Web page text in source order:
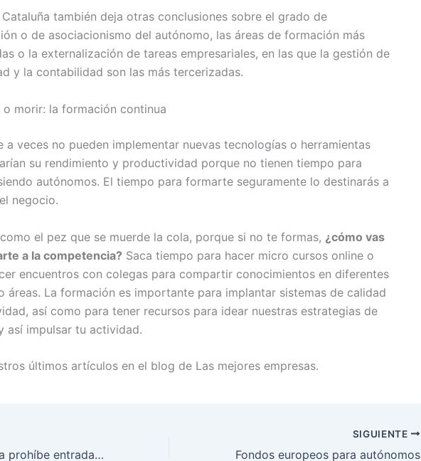
Cataluña también deja otras conclusiones sobre el grado de
o de asociacionismo del autónomo, las áreas de formación más
o la externalización de tareas empresariales, en las que la gestión de
y la contabilidad son las más tercerizadas.
o morir: la formación continua
a veces no pueden implementar nuevas tecnologías o herramientas
su rendimiento y productividad porque no tienen tiempo para
autónomos. El tiempo para formarte seguramente lo destinarás a
negocio.
el pez que se muerde la cola, porque si no te formas, ¿cómo vas
a la competencia? Saca tiempo para hacer micro cursos online o
encuentros con colegas para compartir conocimientos en diferentes
áreas. La formación es importante para implantar sistemas de calidad
así como para tener recursos para idear nuestras estrategias de
así impulsar tu actividad.
últimos artículos en el blog de Las mejores empresas.
Noticias España prohíbe entrada a británicos no vacunados
SIGUIENTE
Fondos europeos para autónomos